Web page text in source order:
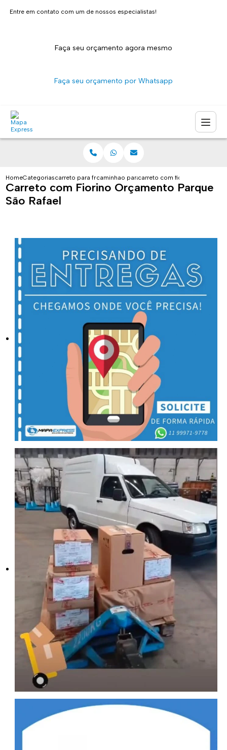
Entre em contato com um de nossos especialistas!
Faça seu orçamento agora mesmo
Faça seu orçamento por Whatsapp
HomeCategoriascarreto para fretescaminhao para carreto sao paulo
carreto com fiorino
Carreto com Fiorino Orçamento Parque
São Rafael